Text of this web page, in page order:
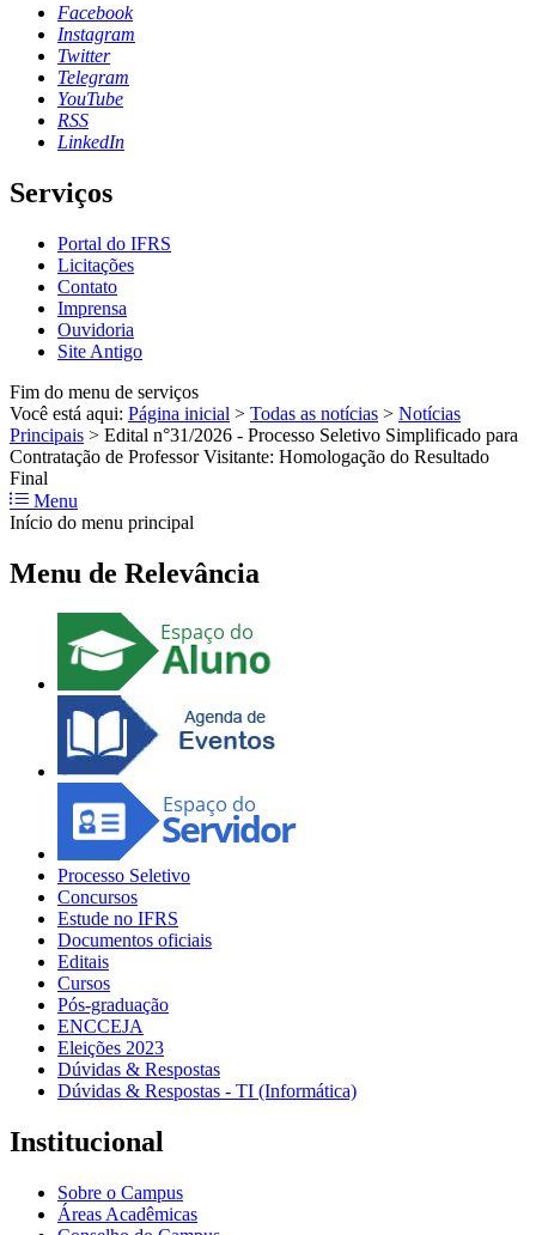
Facebook
Instagram
Twitter
Telegram
YouTube
RSS
LinkedIn
Serviços
Portal do IFRS
Licitações
Contato
Imprensa
Ouvidoria
Site Antigo
Fim do menu de serviços
Você está aqui: Página inicial > Todas as notícias > Notícias
Principais > Edital n°31/2026 - Processo Seletivo Simplificado para
Contratação de Professor Visitante: Homologação do Resultado
Final
Menu
Início do menu principal
Menu de Relevância
Processo Seletivo
Concursos
Estude no IFRS
Documentos oficiais
Editais
Cursos
Pós-graduação
ENCCEJA
Eleições 2023
Dúvidas & Respostas
Dúvidas & Respostas - TI (Informática)
Institucional
Sobre o Campus
Áreas Acadêmicas